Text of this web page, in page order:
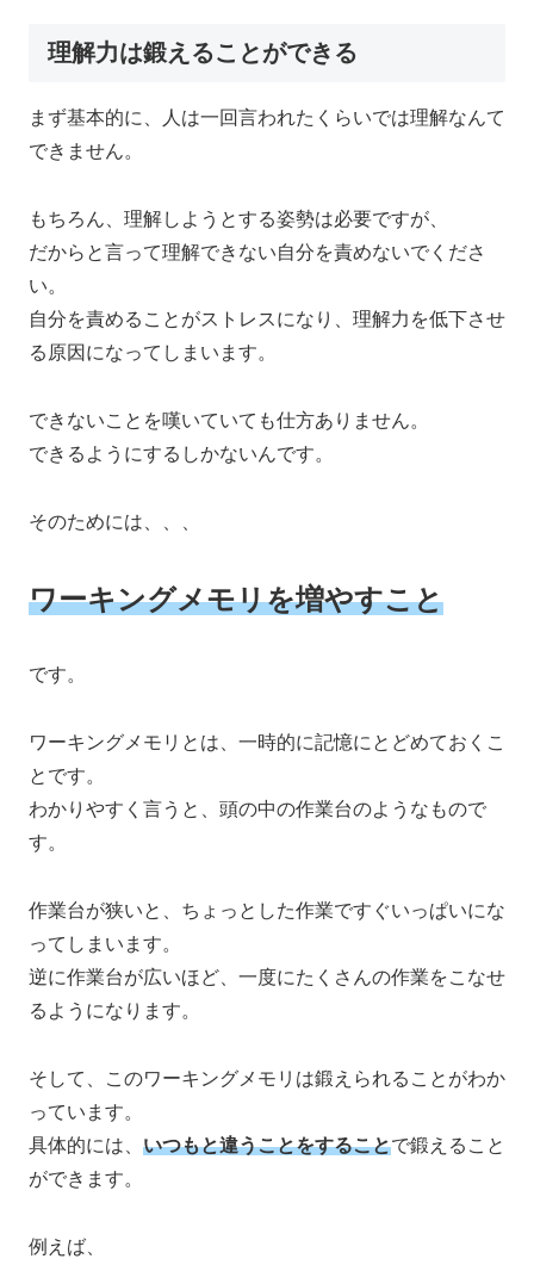
理解力は鍛えることができる
まず基本的に、人は一回言われたくらいでは理解なんて
できません。
もちろん、理解しようとする姿勢は必要ですが、
だからと言って理解できない自分を責めないでくださ
い。
自分を責めることがストレスになり、理解力を低下させ
る原因になってしまいます。
できないことを嘆いていても仕方ありません。
できるようにするしかないんです。
そのためには、、、
ワーキングメモリを増やすこと
です。
ワーキングメモリとは、一時的に記憶にとどめておくこ
とです。
わかりやすく言うと、頭の中の作業台のようなもので
す。
作業台が狭いと、ちょっとした作業ですぐいっぱいにな
ってしまいます。
逆に作業台が広いほど、一度にたくさんの作業をこなせ
るようになります。
そして、このワーキングメモリは鍛えられることがわか
っています。
具体的には、 いつもと違うことをすることで鍛えること
ができます。
例えば、